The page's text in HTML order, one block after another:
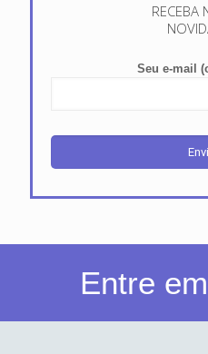
RECEBA
Seu e-mail
Entre